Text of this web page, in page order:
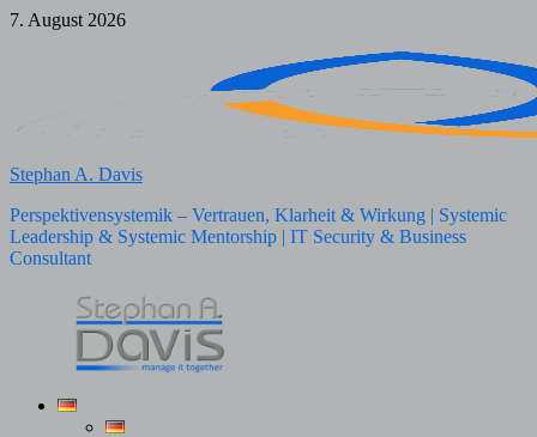
Zum
7. August 2026
Stephan A. Davis
Perspektivensystemik – Vertrauen, Klarheit & Wirkung | Systemic
Leadership & Systemic Mentorship | IT Security & Business
Consultant